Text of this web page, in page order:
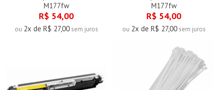
M177fw
R$ 54,00
ou 2x de R$ 27,00sem juros
M177fw
R$ 54,00
ou 2x de R$ 27,00sem juros